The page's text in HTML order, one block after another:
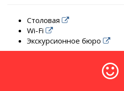
Столовая
Wi-Fi
Экскурсионное бюро